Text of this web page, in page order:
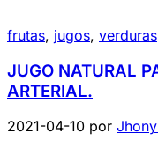
frutas, jugos, verduras
JUGO NATURAL
ARTERIAL.
2021-04-10 por